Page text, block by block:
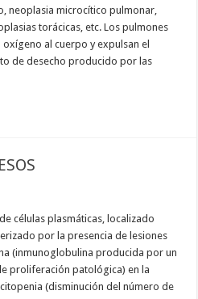
neoplasia microcítico pulmonar,
torácicas, etc. Los pulmones
al cuerpo y expulsan el
de desecho producido por las
células plasmáticas, localizado
por la presencia de lesiones
(inmunoglobulina producida por un
proliferación patológica) en la
(disminución del número de